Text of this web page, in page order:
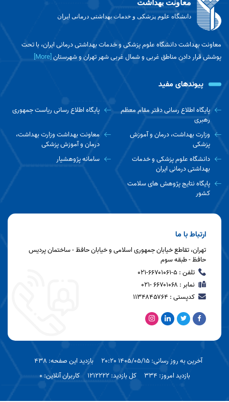
معاونت بهداشت
دانشگاه علوم پزشکی و خدمات بهداشتی درمانی ایران
معاونت بهداشت دانشگاه علوم پزشکی و خدمات بهداشتی درمانی ایران، با تحت
پوشش قرار دادن مناطق غربی و شمال غربی شهر تهران و شهرستان[More]
پیوندهای مفید
پایگاه اطلاع رسانی دفتر مقام معظم
رهبری
پایگاه اطلاع رسانی ریاست جمهوری
وزارت بهداشت، درمان و آموزش
پزشکی
معاونت بهداشت وزارت بهداشت،
درمان و آموزش پزشکی
دانشگاه علوم پزشکی و خدمات
بهداشتی درمانی ایران
سامانه پژوهشیار
پایگاه نتایج پژوهش های سلامت
کشور
ارتباط با ما
تهران، تقاطع خیابان جمهوری اسلامی و خیابان حافظ - ساختمان پردیس
حافظ - طبقه سوم
تلفن : ۵-۶۶۷۰۱۰۶۱-۰۲۱
نمابر : ۶۶۷۰۱۰۶۸ -۰۲۱
کدپستی : ۱۱۳۴۸۴۵۷۶۴
آخرین به روز رسانی: 1405/05/15 20:20
بازدید این صفحه: 438
بازدید امروز: 334
کل بازدید: 1212222 کاربران آنلاین: 0